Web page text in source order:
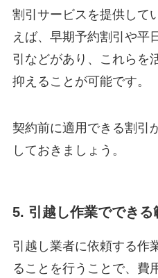
割引サービスを提供して
えば、早期予約割引や平
引などがあり、これらを
抑えることが可能です。
契約前に適用できる割引
しておきましょう。
5. 引越し作業でできる
引越し業者に依頼する作
ることを行うことで、費